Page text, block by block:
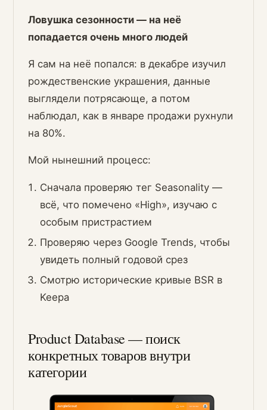
Ловушка сезонности — на неё
попадается очень много людей
Я сам на неё попался: в декабре изучил
рождественские украшения, данные
выглядели потрясающе, а потом
наблюдал, как в январе продажи рухнули
на 80%.
Мой нынешний процесс:
Сначала проверяю тег Seasonality —
всё, что помечено «High», изучаю с
особым пристрастием
Проверяю через Google Trends, чтобы
увидеть полный годовой срез
Смотрю исторические кривые BSR в
Keepa
Product Database — поиск
конкретных товаров внутри
категории